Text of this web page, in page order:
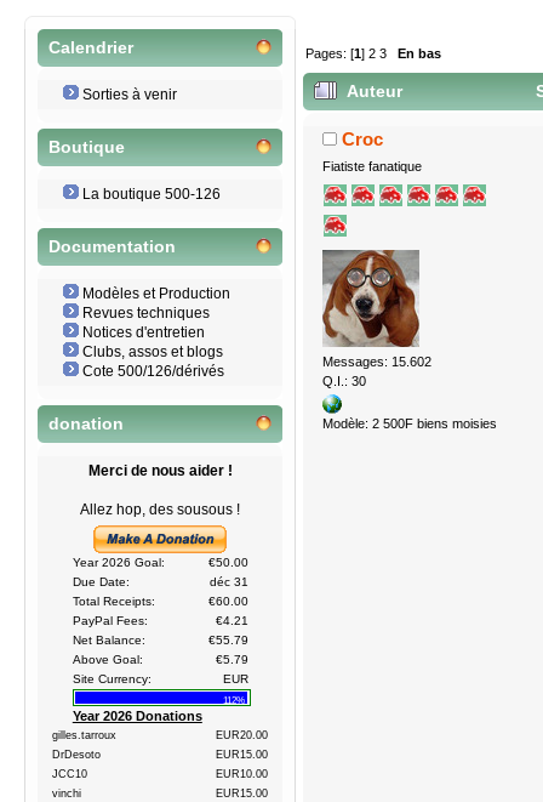
Calendrier
Sorties à venir
Boutique
La boutique 500-126
Documentation
Modèles et Production
Revues techniques
Notices d'entretien
Clubs, assos et blogs
Cote 500/126/dérivés
donation
Merci de nous aider !
Allez hop, des sousous !
Year 2026 Goal:
€50.00
Due Date:
déc 31
Total Receipts:
€60.00
PayPal Fees:
€4.21
Net Balance:
€55.79
Above Goal:
€5.79
Site Currency:
EUR
112%
Year 2026 Donations
gilles.tarroux
EUR20.00
DrDesoto
EUR15.00
JCC10
EUR10.00
vinchi
EUR15.00
Pages: [1]2 3 En bas
Auteur
Croc
Fiatiste fanatique
Messages: 15.602
Q.I.: 30
Modèle: 2 500F biens moisies